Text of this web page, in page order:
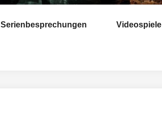
Serienbesprechungen Videospiele